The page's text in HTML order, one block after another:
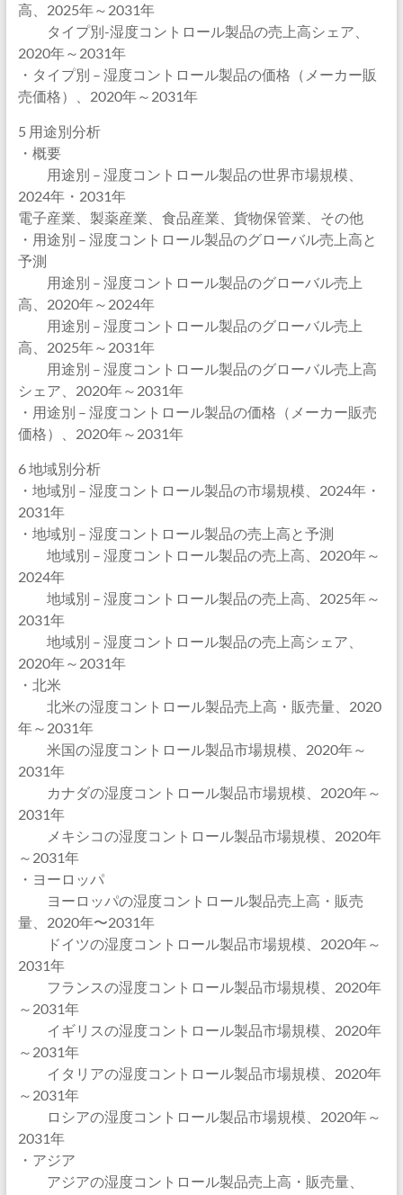
高、2025年～2031年
タイプ別-湿度コントロール製品の売上高シェア、
2020年～2031年
・タイプ別 – 湿度コントロール製品の価格（メーカー販
売価格）、2020年～2031年
5 用途別分析
・概要
用途別 – 湿度コントロール製品の世界市場規模、
2024年・2031年
電子産業、製薬産業、食品産業、貨物保管業、その他
・用途別 – 湿度コントロール製品のグローバル売上高と
予測
用途別 – 湿度コントロール製品のグローバル売上
高、2020年～2024年
用途別 – 湿度コントロール製品のグローバル売上
高、2025年～2031年
用途別 – 湿度コントロール製品のグローバル売上高
シェア、2020年～2031年
・用途別 – 湿度コントロール製品の価格（メーカー販売
価格）、2020年～2031年
6 地域別分析
・地域別 – 湿度コントロール製品の市場規模、2024年・
2031年
・地域別 – 湿度コントロール製品の売上高と予測
地域別 – 湿度コントロール製品の売上高、2020年～
2024年
地域別 – 湿度コントロール製品の売上高、2025年～
2031年
地域別 – 湿度コントロール製品の売上高シェア、
2020年～2031年
・北米
北米の湿度コントロール製品売上高・販売量、2020
年～2031年
米国の湿度コントロール製品市場規模、2020年～
2031年
カナダの湿度コントロール製品市場規模、2020年～
2031年
メキシコの湿度コントロール製品市場規模、2020年
～2031年
・ヨーロッパ
ヨーロッパの湿度コントロール製品売上高・販売
量、2020年〜2031年
ドイツの湿度コントロール製品市場規模、2020年～
2031年
フランスの湿度コントロール製品市場規模、2020年
～2031年
イギリスの湿度コントロール製品市場規模、2020年
～2031年
イタリアの湿度コントロール製品市場規模、2020年
～2031年
ロシアの湿度コントロール製品市場規模、2020年～
2031年
・アジア
アジアの湿度コントロール製品売上高・販売量、